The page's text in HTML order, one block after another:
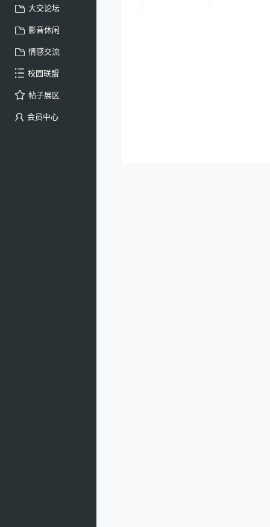
大交论坛
影音休闲
情感交流
校园联盟
帖子展区
会员中心